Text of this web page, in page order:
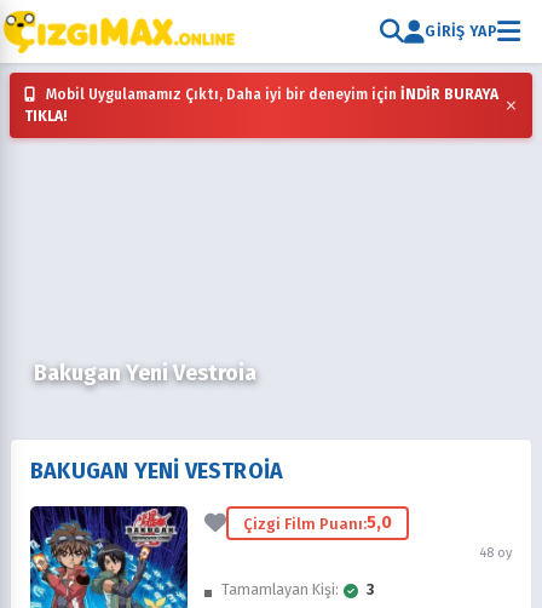
GIRIŞ YAP
Mobil Uygulamamız Çıktı, Daha iyi bir deneyim için İNDİR BURAYA
TIKLA!
×
Bakugan Yeni Vestroia
BAKUGAN YENI VESTROIA
Çizgi Film Puanı:5,0
48 oy
Tamamlayan Kişi:
3